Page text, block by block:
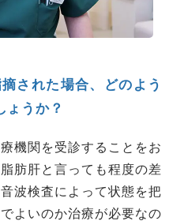
された場合、どのよう
ょうか？
機関を受診することをお
肪肝と言っても程度の差
波検査によって状態を把
よいのか治療が必要なの